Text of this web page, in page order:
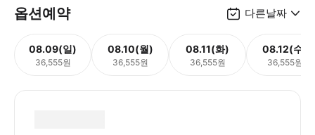
옵션예약 다른날짜
08.09(일)
36,555원
08.10(월)
36,555원
08.11(화)
36,555원
08.12(수)
36,555원